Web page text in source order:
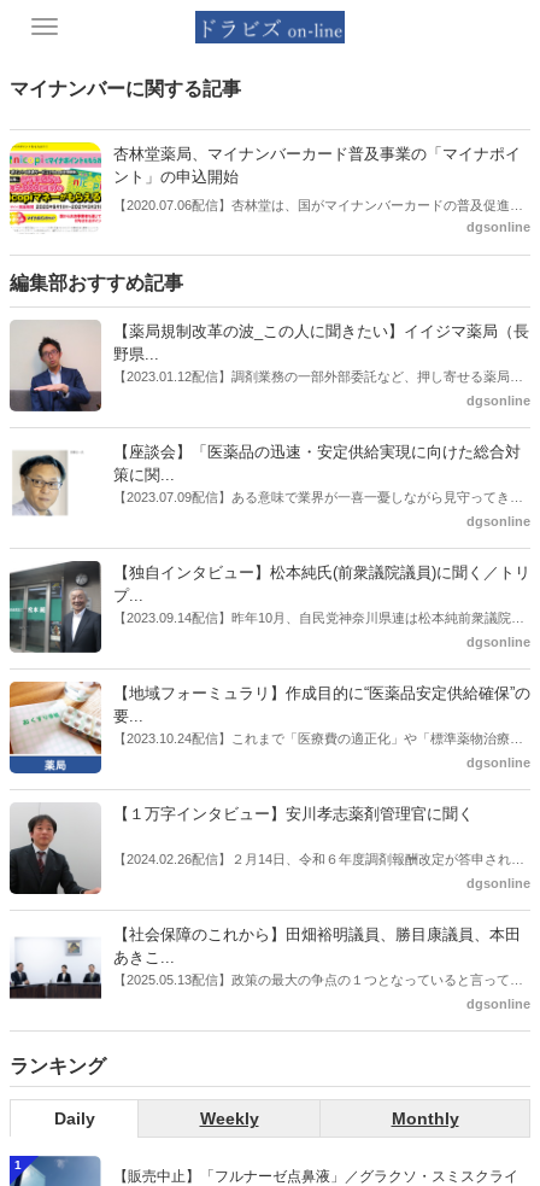
Toggle
マイナンバーに関する記事
杏林堂薬局、マイナンバーカード普及事業の「マイナポイ
ント」の申込開始
【2020.07.06配信】杏林堂は、国がマイナンバーカードの普及促進、
官民キャッシュレス決済基盤を目的に進めている「マイナポイント」
dgsonline
編集部おすすめ記事
【薬局規制改革の波_この人に聞きたい】イイジマ薬局（長
野県...
【2023.01.12配信】調剤業務の一部外部委託など、押し寄せる薬局業
界への規制改革の波。この規制改革の波を薬局業界はどう受け止めた
はないだろうか。本紙ではこうした問題について、厚労省「薬局薬剤
師の業務及び薬局の機能に関するワーキンググループ」に参考人とし
ても出席していたイイジマ薬局（長野県上田市）開設者である飯島裕
dgsonline
【座談会】「医薬品の迅速・安定供給実現に向けた総合対
策に関...
【2023.07.09配信】ある意味で業界が一喜一憂しながら見守ってきた
厚労省「医薬品の迅速・安定供給実現に向けた総合対策に関する有識
書がとりまとめられた。ドラビズon-lineでは検討会を総括する目的で
厚労省医政局医薬産業振興・医療情報企画課長（医薬産業振興・医療
情報企画課セルフケア・セルフメディケーション推進室長併任）安藤
公一氏や青山学院大学名誉教授の三村優美子氏、 日本保険薬局協会医
dgsonline
【独自インタビュー】松本純氏(前衆議院議員)に聞く／トリ
プ...
【2023.09.14配信】昨年10月、自民党神奈川県連は松本純前衆議院議
員を「自民党神奈川1区」（横浜市中区・磯子区・金沢区）の支部長
候補の前提となるもの。薬剤師に関わる政策に広く・深く関わってき
た同氏の復活に向けた薬剤師業界の期待には熱いものがある。不透明
感の払拭できない医療・介護・障害者サービスのトリプル改定等へ
の、薬剤師業界の強い危機感の裏返しといってもいいだろう。本稿で
dgsonline
【地域フォーミュラリ】作成目的に“医薬品安定供給確保”の
要...
【2023.10.24配信】これまで「医療費の適正化」や「標準薬物治療の
推進」などが目的とされることが多かった地域フォーミュラリの作
た。医薬品の安定供給確保だ。10月22日に開かれた「日本フォーミュ
飯田市）は、会員薬局から安定供給確保への強い要望があったことを
受け、安定供給確保が見込めるPPI３成分について銘柄を含めて選定
dgsonline
【１万字インタビュー】安川孝志薬剤管理官に聞く
【2024.02.26配信】２月14日、令和６年度調剤報酬改定が答申され
た。本紙では、厚生労働省保険局医療課・薬剤管理官の安川孝志氏
dgsonline
【社会保障のこれから】田畑裕明議員、勝目康議員、本田
あきこ...
【2025.05.13配信】政策の最大の争点の１つとなっていると言っても
よいのが社会保障のこれからのあり方だ。特に与党では、政府関係者
dgsonline
ランキング
Daily Weekly Monthly
1
【販売中止】「フルナーゼ点鼻液」／グラクソ・スミスクライ